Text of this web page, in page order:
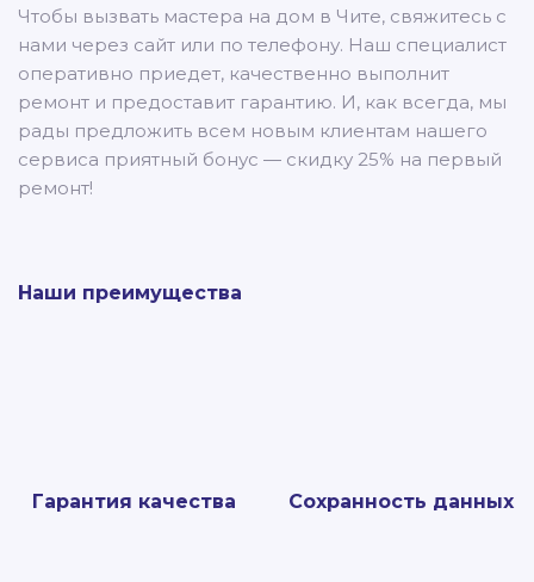
Чтобы вызвать мастера на дом в Чите, свяжитесь с
нами через сайт или по телефону. Наш специалист
оперативно приедет, качественно выполнит
ремонт и предоставит гарантию. И, как всегда, мы
рады предложить всем новым клиентам нашего
сервиса приятный бонус — скидку 25% на первый
ремонт!
Наши преимущества
Гарантия качества Сохранность данных